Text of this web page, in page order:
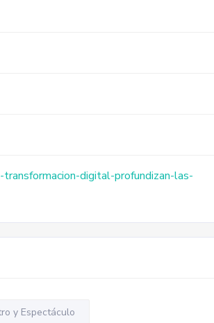
digital-profundizan-las-
y Espectáculo